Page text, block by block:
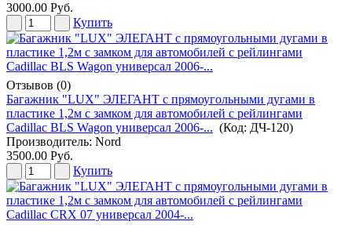
3000.00 Руб.
Купить
Отзывов (0)
Багажник "LUX" ЭЛЕГАНТ с прямоугольными дугами в
пластике 1,2м с замком для автомобилей с рейлингами
Cadillac BLS Wagon универсал 2006-... (Код: ДЧ-120)
Производитель: Nord
3500.00 Руб.
Купить